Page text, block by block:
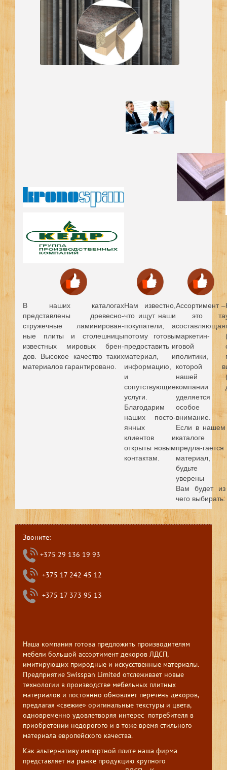
В наших каталогах
представлены древесно-
стружечные ламинирован-
ные плиты и столешницы
известных мировых брен-
дов. Высокое качество таких
материалов гарантировано.
Нам известно,
что ищут наши
покупатели, а
потому готовы
предоставить и
материал, и
информацию,
и
сопутствующие
услуги.
Благодарим
наших посто-
янных
клиентов и
открыты новым
контактам.
Ассортимент –
это та
составляющая
маркетин-
говой
политики,
которой в
нашей
компании
уделяется
особое
внимание.
Если в нашем
каталоге
предла-гается
материал,
будьте
уверены –
Вам будет из
чего выбирать.
Звоните:
+375 29 136 19 93
+375 17 242 45 12
+375 17 373 95 13
Наша компания готова предложить производителям
мебели большой ассортимент декоров ЛДСП,
имитирующих природные и искусственные материалы.
Предприятие Swisspan Limited отслеживает новые
технологии в производстве мебельных плитных
материалов и постоянно обновляет перечень декоров,
предлагая «свежие» оригинальные текстуры и цвета,
одновременно удовлетворяя интерес потребителя в
приобретении недорогого и в тоже время стильного
материала европейского качества.
Как альтернативу импортной плите наша фирма
представляет на рынке продукцию крупного